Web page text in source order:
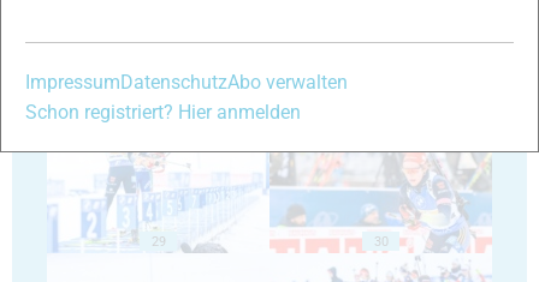
29 30
ImpressumDatenschutzAbo verwalten
Schon registriert? Hier anmelden